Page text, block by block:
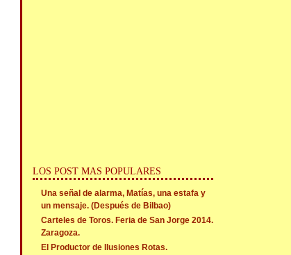
LOS POST MAS POPULARES
Una señal de alarma, Matías, una estafa y
un mensaje. (Después de Bilbao)
Carteles de Toros. Feria de San Jorge 2014.
Zaragoza.
El Productor de Ilusiones Rotas.